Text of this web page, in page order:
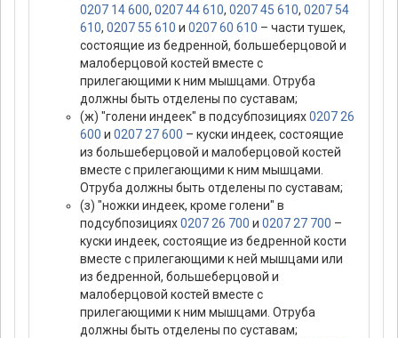
0207 14 600, 0207 44 610, 0207 45 610, 0207 54
610, 0207 55 610 и 0207 60 610 – части тушек,
состоящие из бедренной, большеберцовой и
малоберцовой костей вместе с
прилегающими к ним мышцами. Отруба
должны быть отделены по суставам;
(ж) "голени индеек" в подсубпозициях0207 26
600 и 0207 27 600 – куски индеек, состоящие
из большеберцовой и малоберцовой костей
вместе с прилегающими к ним мышцами.
Отруба должны быть отделены по суставам;
(з) "ножки индеек, кроме голени" в
подсубпозициях0207 26 700 и 0207 27 700 –
куски индеек, состоящие из бедренной кости
вместе с прилегающими к ней мышцами или
из бедренной, большеберцовой и
малоберцовой костей вместе с
прилегающими к ним мышцами. Отруба
должны быть отделены по суставам;